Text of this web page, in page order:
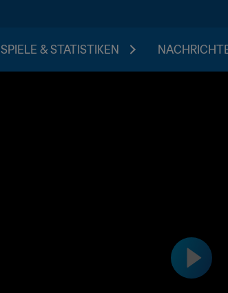
SPIELE & STATISTIKEN